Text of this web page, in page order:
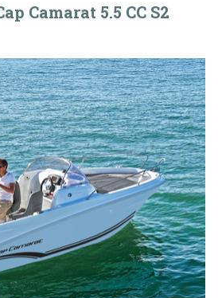
Camarat 5.5 CC S2